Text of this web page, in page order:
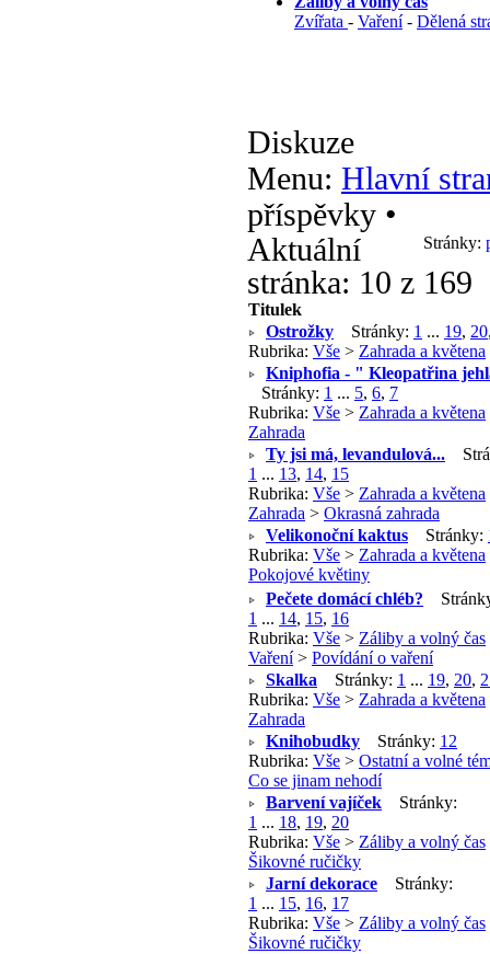
Zvířata - Vaření- Dělená
Diskuze
Menu: Hlavní
příspěvky •
Stránky:
Aktuální
stránka: 10 z 169
Titulek
Ostrožky
Stránky: 1 ... 19, 20
Rubrika: Vše > Zahrada a květena
Kniphofia - " Kleopatřina
Stránky: 1 ... 5, 6, 7
Rubrika: Vše > Zahrada a květena
Zahrada
Ty jsi má, levandulová...
1 ... 13, 14, 15
Rubrika: Vše > Zahrada a květena
Zahrada > Okrasná zahrada
Velikonoční kaktus
Stránky:
Rubrika: Vše > Zahrada a květena
Pokojové květiny
Pečete domácí chléb?
1 ... 14, 15, 16
Rubrika: Vše > Záliby a volný čas
Vaření> Povídání o vaření
Skalka
Stránky: 1 ... 19, 20,
Rubrika: Vše > Zahrada a květena
Zahrada
Knihobudky
Stránky: 1 2
Rubrika: Vše > Ostatní a volné
Co se jinam nehodí
Barvení vajíček
Stránky:
1 ... 18, 19, 20
Rubrika: Vše > Záliby a volný čas
Šikovné ručičky
Jarní dekorace
Stránky:
1 ... 15, 16, 17
Rubrika: Vše > Záliby a volný čas
Šikovné ručičky